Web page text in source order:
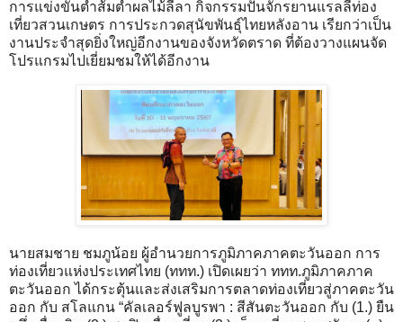
การแข่งขันตำส้มตำผลไม้ลีลา กิจกรรมปั่นจักรยานแรลลี่ท่อง
เที่ยวสวนเกษตร การประกวดสุนัขพันธุ์ไทยหลังอาน เรียกว่าเป็น
งานประจำสุดยิ่งใหญ่อีกงานของจังหวัดตราด ที่ต้องวางแผนจัด
โปรแกรมไปเยี่ยมชมให้ได้อีกงาน
นายสมชาย ชมภูน้อย ผู้อำนวยการภูมิภาคภาคตะวันออก การ
ท่องเที่ยวแห่งประเทศไทย (ททท.) เปิดเผยว่า ททท.ภูมิภาคภาค
ตะวันออก ได้กระตุ้นและส่งเสริมการตลาดท่องเที่ยวสู่ภาคตะวัน
ออก กับ สโลแกน “คัลเลอร์ฟูลบูรพา : สีสันตะวันออก กับ (1.) ยืน